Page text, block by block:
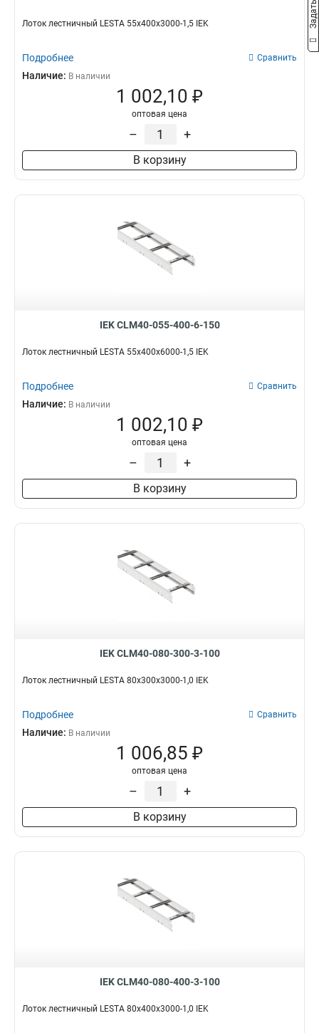
Лоток лестничный LESTA 55х400х3000-1,5 IEK
Подробнее Сравнить
Наличие: В наличии
1 002,10 ₽
оптовая цена
– +
В корзину
IEK CLM40-055-400-6-150
Лоток лестничный LESTA 55х400х6000-1,5 IEK
Подробнее Сравнить
Наличие: В наличии
1 002,10 ₽
оптовая цена
– +
В корзину
IEK CLM40-080-300-3-100
Лоток лестничный LESTA 80х300х3000-1,0 IEK
Подробнее Сравнить
Наличие: В наличии
1 006,85 ₽
оптовая цена
– +
В корзину
IEK CLM40-080-400-3-100
Лоток лестничный LESTA 80х400х3000-1,0 IEK